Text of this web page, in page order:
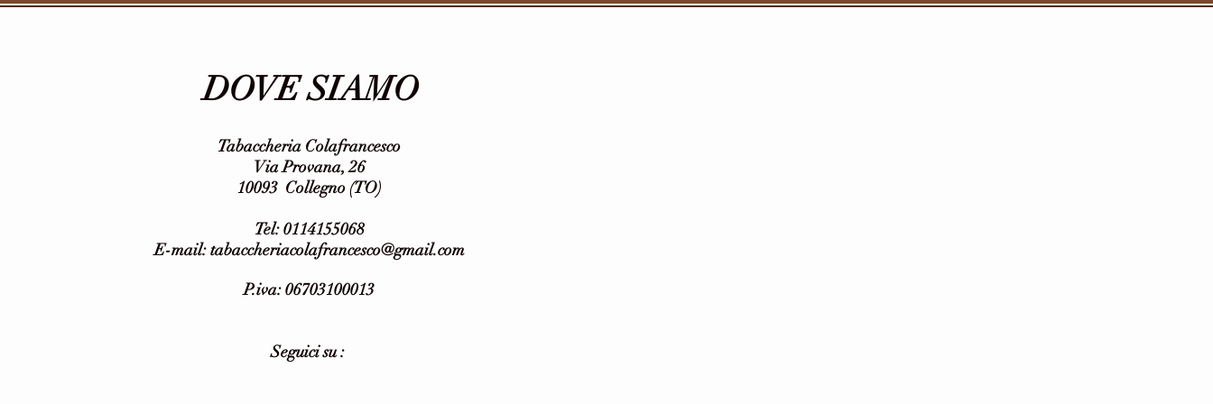
DOVE SIAMO
Tabaccheria Colafrancesco
Via Provana, 26
10093 Collegno (TO)
Tel: 0114155068
E-mail:tabaccheriacolafrancesco@gmail.com
P.iva: 06703100013
Seguici su :